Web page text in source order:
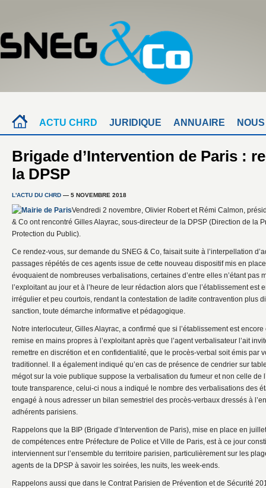
ACTU CHRD JURIDIQUE ANNUAIRE
Brigade d’Intervention de Paris :
la DPSP
L'ACTU DU CHRD — 5 NOVEMBRE 2018
Vendredi 2 novembre, Olivier Robert et Rémi Calmon,
& Co ont rencontré Gilles Alayrac, sous-directeur de la DPSP (Direction de la
Protection du Public).
Ce rendez-vous, sur demande du SNEG & Co, faisait suite à l’interpellation
passages répétés de ces agents issue de cette nouveau dispositif mis en
évoquaient de nombreuses verbalisations, certaines d’entre elles n’étant pas
l’exploitant au jour et à l’heure de leur rédaction alors que l’établissement est
irrégulier et peu courtois, rendant la contestation de ladite contravention plus
sanction, toute démarche informative et pédagogique.
Notre interlocuteur, Gilles Alayrac, a confirmé que si l’établissement est
remise en mains propres à l’exploitant après que l’agent verbalisateur l’ait
remettre en discrétion et en confidentialité, que le procès-verbal soit émis par
traditionnel. Il a également indiqué qu’en cas de présence de cendrier sur
mégot sur la voie publique suppose la verbalisation du fumeur et non celle de
toute transparence, celui-ci nous a indiqué le nombre des verbalisations des
engagé à nous adresser un bilan semestriel des procès-verbaux dressés à
adhérents parisiens.
Rappelons que la BIP (Brigade d’Intervention de Paris), mise en place en
de compétences entre Préfecture de Police et Ville de Paris, est à ce jour
interviennent sur l’ensemble du territoire parisien, particulièrement sur les
agents de la DPSP à savoir les soirées, les nuits, les week-ends.
Rappelons aussi que dans le Contrat Parisien de Prévention et de Sécurité